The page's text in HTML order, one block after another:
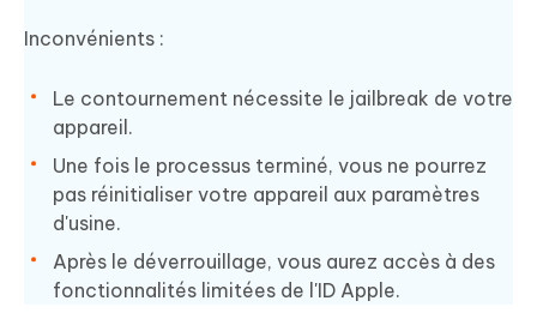
Inconvénients :
Le contournement nécessite le jailbreak de votre
appareil.
Une fois le processus terminé, vous ne pourrez
pas réinitialiser votre appareil aux paramètres
d'usine.
Après le déverrouillage, vous aurez accès à des
fonctionnalités limitées de l'ID Apple.